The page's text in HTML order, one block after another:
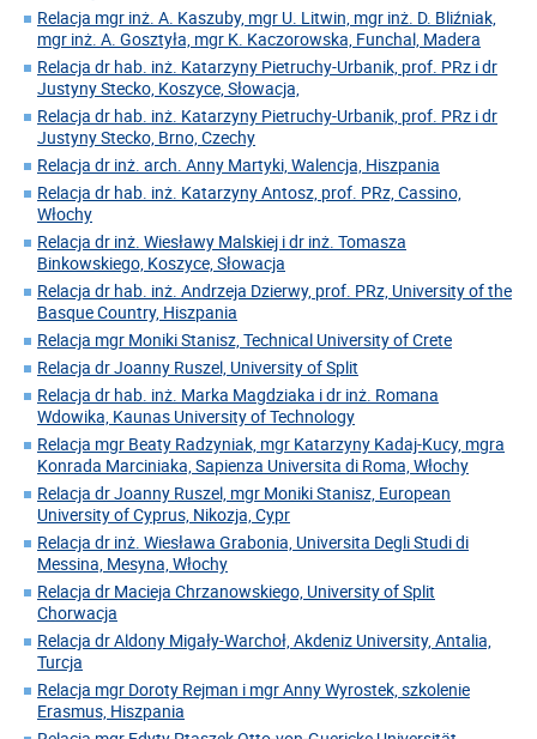
Relacja mgr inż. A. Kaszuby, mgr U. Litwin, mgr inż. D. Bliźniak,
mgr inż. A. Gosztyła, mgr K. Kaczorowska, Funchal, Madera
Relacja dr hab. inż. Katarzyny Pietruchy-Urbanik, prof. PRz i dr
Justyny Stecko, Koszyce, Słowacja,
Relacja dr hab. inż. Katarzyny Pietruchy-Urbanik, prof. PRz i dr
Justyny Stecko, Brno, Czechy
Relacja dr inż. arch. Anny Martyki, Walencja, Hiszpania
Relacja dr hab. inż. Katarzyny Antosz, prof. PRz, Cassino,
Włochy
Relacja dr inż. Wiesławy Malskiej i dr inż. Tomasza
Binkowskiego, Koszyce, Słowacja
Relacja dr hab. inż. Andrzeja Dzierwy, prof. PRz, University of the
Basque Country, Hiszpania
Relacja mgr Moniki Stanisz, Technical University of Crete
Relacja dr Joanny Ruszel, University of Split
Relacja dr hab. inż. Marka Magdziaka i dr inż. Romana
Wdowika, Kaunas University of Technology
Relacja mgr Beaty Radzyniak, mgr Katarzyny Kadaj-Kucy, mgra
Konrada Marciniaka, Sapienza Universita di Roma, Włochy
Relacja dr Joanny Ruszel, mgr Moniki Stanisz, European
University of Cyprus, Nikozja, Cypr
Relacja dr inż. Wiesława Grabonia, Universita Degli Studi di
Messina, Mesyna, Włochy
Relacja dr Macieja Chrzanowskiego, University of Split
Chorwacja
Relacja dr Aldony Migały-Warchoł, Akdeniz University, Antalia,
Turcja
Relacja mgr Doroty Rejman i mgr Anny Wyrostek, szkolenie
Erasmus, Hiszpania